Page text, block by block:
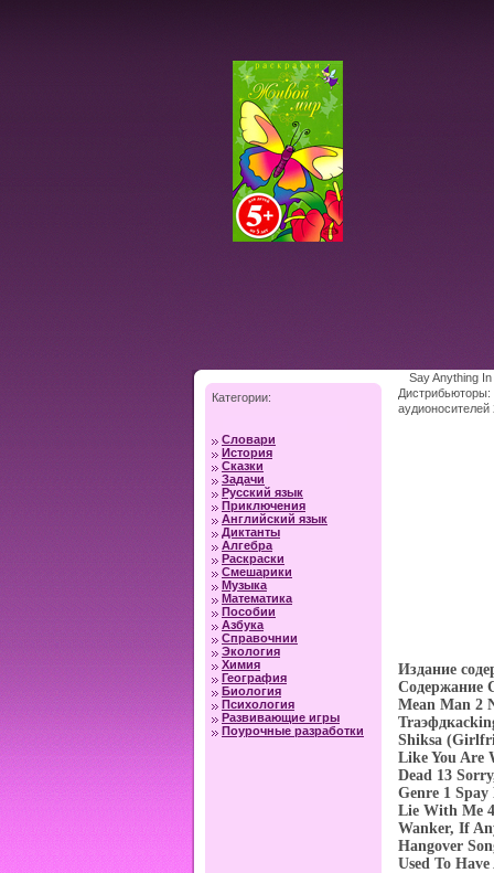
Категории:
Словари
История
Сказки
Задачи
Русский язык
Приключения
Английский язык
Диктанты
Алгебра
Раскраски
Смешарики
Музыка
Математика
Пособии
Азбука
Справочнии
Экология
Химия
География
Биология
Психология
Развивающие игры
Поурочные разработки
Say Anything
Дистрибьюторы:
Издание
Содержание
Mean Man 2
Shiksa
Like You Are
Dead 13
Genre 1
Lie With Me
Wanker, If
Hangover
Used To